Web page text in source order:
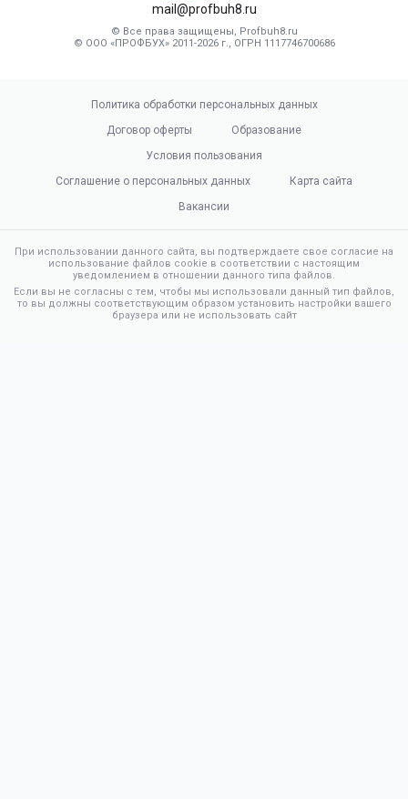
mail@profbuh8.ru
© Все права защищены, Profbuh8.ru
© ООО «ПРОФБУХ» 2011-2026 г., ОГРН 1117746700686
Политика обработки персональных данных
Договор оферты
Образование
Условия пользования
Соглашение о персональных данных
Карта сайта
Вакансии
При использовании данного сайта, вы подтверждаете свое согласие на
использование файлов cookie в соответствии с настоящим
уведомлением в отношении данного типа файлов.
Если вы не согласны с тем, чтобы мы использовали данный тип файлов,
то вы должны соответствующим образом установить настройки вашего
браузера или не использовать сайт